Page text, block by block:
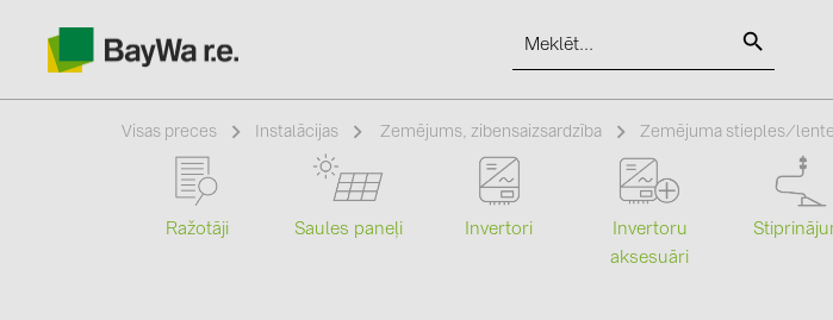
SOLAR-PLANIT
Produkti
Kategorijas
Saules paneļi (18)
Visas preces Instalācijas Zemējums, zibensaizsardzība Zemējuma stieples/
Ražotāji Saules paneļi Invertori
Invertoru
aksesuāri